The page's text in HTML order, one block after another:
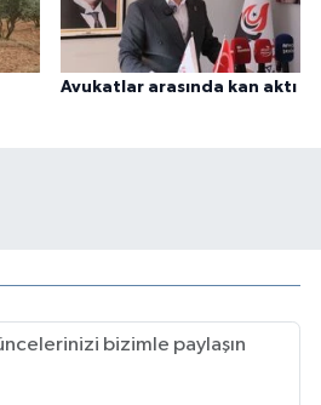
Avukatlar arasında kan aktı